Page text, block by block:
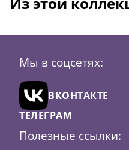
Мы в соцсетях:
ВКОНТАКТЕ
ТЕЛЕГРАМ
Полезные ссылки: